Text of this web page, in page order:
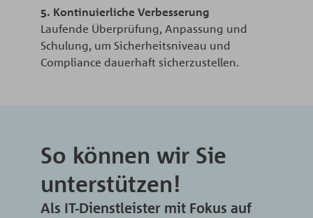
5. Kontinuierliche Verbesserung
Laufende Überprüfung, Anpassung und
Schulung, um Sicherheitsniveau und
Compliance dauerhaft sicherzustellen.​
So können wir Sie
unterstützen!
Als IT-Dienstleister mit Fokus auf